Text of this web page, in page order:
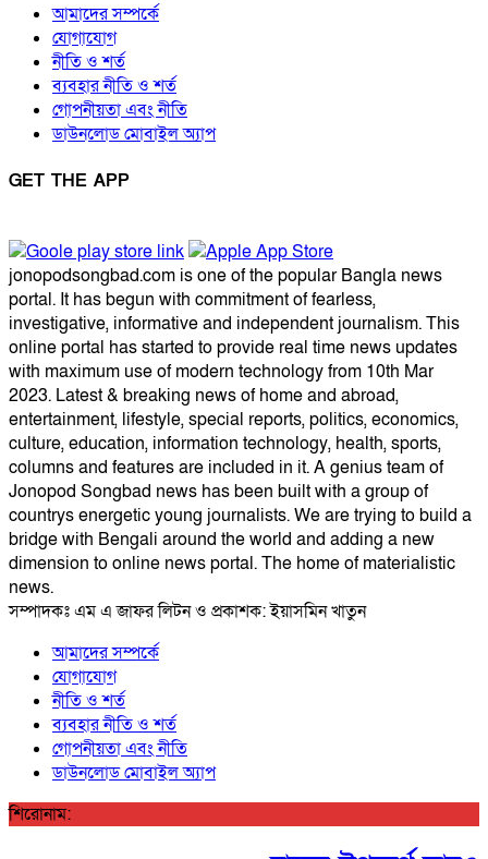
আমাদের সম্পর্কে
যোগাযোগ
নীতি ও শর্ত
ব্যবহার নীতি ও শর্ত
গোপনীয়তা এবং নীতি
ডাউনলোড মোবাইল অ্যাপ
GET THE APP
jonopodsongbad.com is one of the popular Bangla news
portal. It has begun with commitment of fearless,
investigative, informative and independent journalism. This
online portal has started to provide real time news updates
with maximum use of modern technology from 10th Mar
2023. Latest & breaking news of home and abroad,
entertainment, lifestyle, special reports, politics, economics,
culture, education, information technology, health, sports,
columns and features are included in it. A genius team of
Jonopod Songbad news has been built with a group of
countrys energetic young journalists. We are trying to build a
bridge with Bengali around the world and adding a new
dimension to online news portal. The home of materialistic
news.
সম্পাদকঃ এম এ জাফর লিটন ও প্রকাশক: ইয়াসমিন খাতুন
আমাদের সম্পর্কে
যোগাযোগ
নীতি ও শর্ত
ব্যবহার নীতি ও শর্ত
গোপনীয়তা এবং নীতি
ডাউনলোড মোবাইল অ্যাপ
শিরোনাম: